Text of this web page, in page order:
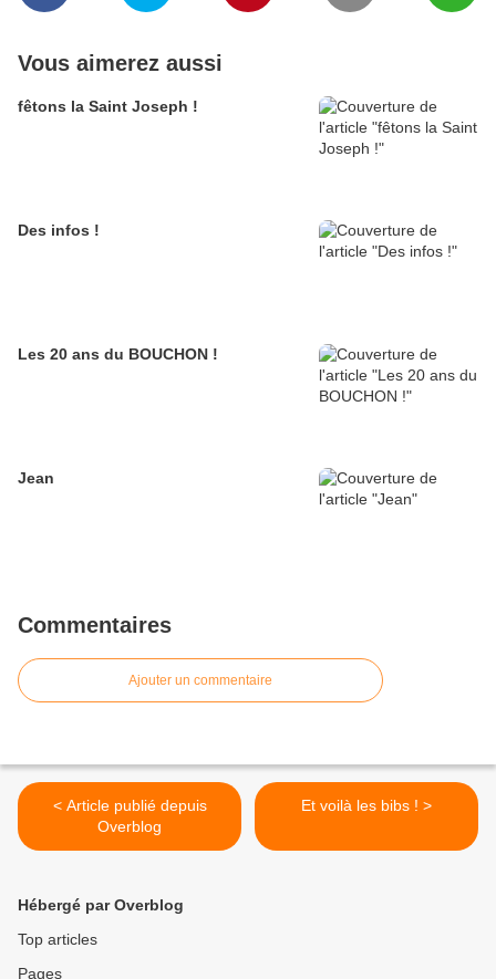
Vous aimerez aussi
fêtons la Saint Joseph !
Des infos !
Les 20 ans du BOUCHON !
Jean
Commentaires
Ajouter un commentaire
< Article publié depuis
Overblog
Et voilà les bibs ! >
Hébergé par Overblog
Top articles
Pages